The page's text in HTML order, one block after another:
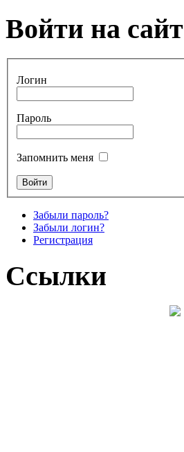
Войти на сайт
Логин
Пароль
Запомнить меня
Забыли пароль?
Забыли логин?
Регистрация
Ссылки